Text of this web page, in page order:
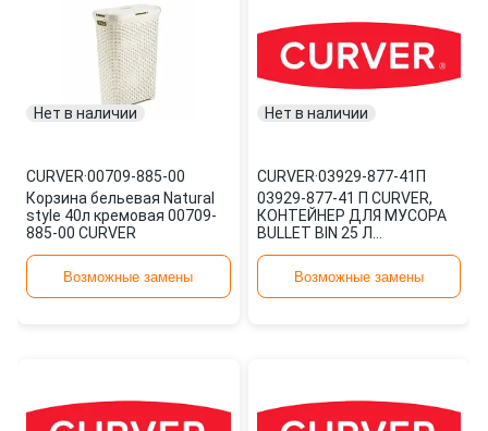
Нет в наличии
CURVER·00709-885-00
Корзина бельевая Natural
style 40л кремовая 00709-
885-00 CURVER
Возможные замены
Нет в наличии
CURVER·03929-877-41П
03929-877-41 П CURVER,
КОНТЕЙНЕР ДЛЯ МУСОРА
BULLET BIN 25 Л
ЛЮКСЕМБУРГ
Возможные замены